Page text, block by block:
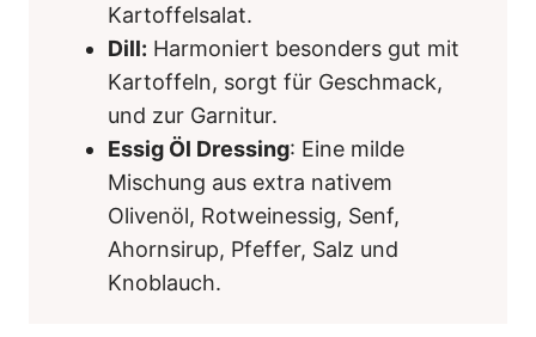
Kartoffelsalat.
Dill: Harmoniert besonders gut mit
Kartoffeln, sorgt für Geschmack,
und zur Garnitur.
Essig Öl Dressing: Eine milde
Mischung aus extra nativem
Olivenöl, Rotweinessig, Senf,
Ahornsirup, Pfeffer, Salz und
Knoblauch.